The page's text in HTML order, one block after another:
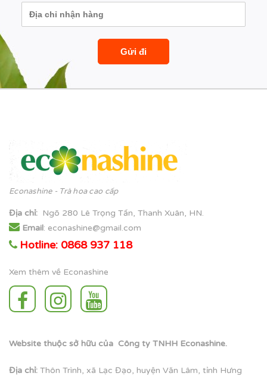
Econashine - Trà hoa cao cấp
Địa chỉ: Ngõ 280 Lê Trọng Tấn, Thanh Xuân, HN.
Email: econashine@gmail.com
Hotline: 0868 937 118
Xem thêm về Econashine
Website thuộc sở hữu của Công ty TNHH Econashine.
Địa chỉ: Thôn Trình, xã Lạc Đạo, huyện Văn Lâm, tỉnh Hưng